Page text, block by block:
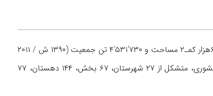
سرزمینی کهن و استانی واقع در جنوب غربی ایران با مرکزیت اهواز. این استان با بیش از ۶۴‌هزار کمـ‍۲ مساحت و ۷۳۰‘۵۳۱‘۴ تن جمعیت (۱۳۹۰ ش / ۲۰۱۱
م)، در کرانه‌های شمال غربی خلیج فارس جای دارد و در ۱۳۹۳ ش / ۲۰۱۴ م، بنابر قانون تقسیمات کشوری، متشکل از ۲۷ شهرستان، ۶۷ بخش، ۱۴۴ دهستان، ۷۷